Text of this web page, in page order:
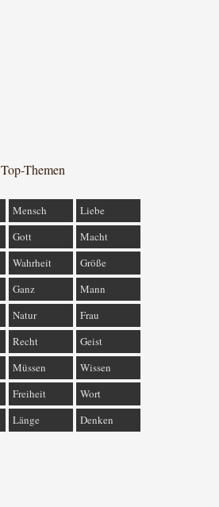
Top-Themen
Mensch
Liebe
Gott
Macht
Wahrheit
Größe
Ganz
Mann
Natur
Frau
Recht
Geist
Müssen
Wissen
Freiheit
Wort
Länge Denken